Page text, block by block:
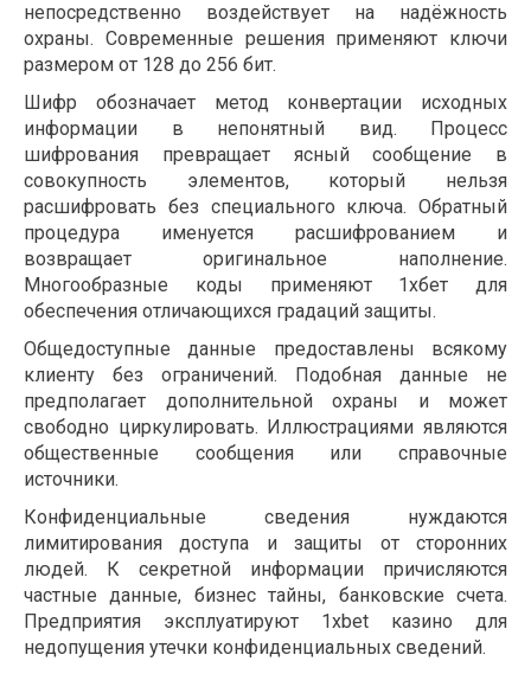
непосредственно воздействует на надёжность
охраны. Современные решения применяют ключи
размером от 128 до 256 бит.
Шифр обозначает метод конвертации исходных
информации в непонятный вид. Процесс
шифрования превращает ясный сообщение в
совокупность элементов, который нельзя
расшифровать без специального ключа. Обратный
процедура именуется расшифрованием и
возвращает оригинальное наполнение.
Многообразные коды применяют 1хбет для
обеспечения отличающихся градаций защиты.
Общедоступные данные предоставлены всякому
клиенту без ограничений. Подобная данные не
предполагает дополнительной охраны и может
свободно циркулировать. Иллюстрациями являются
общественные сообщения или справочные
источники.
Конфиденциальные сведения нуждаются
лимитирования доступа и защиты от сторонних
людей. К секретной информации причисляются
частные данные, бизнес тайны, банковские счета.
Предприятия эксплуатируют 1xbet казино для
недопущения утечки конфиденциальных сведений.